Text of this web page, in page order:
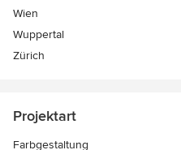
Wien
Wuppertal
Zürich
Projektart
Farbgestaltung